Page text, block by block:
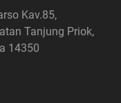
Kav.85,
Tanjung Priok,
14350